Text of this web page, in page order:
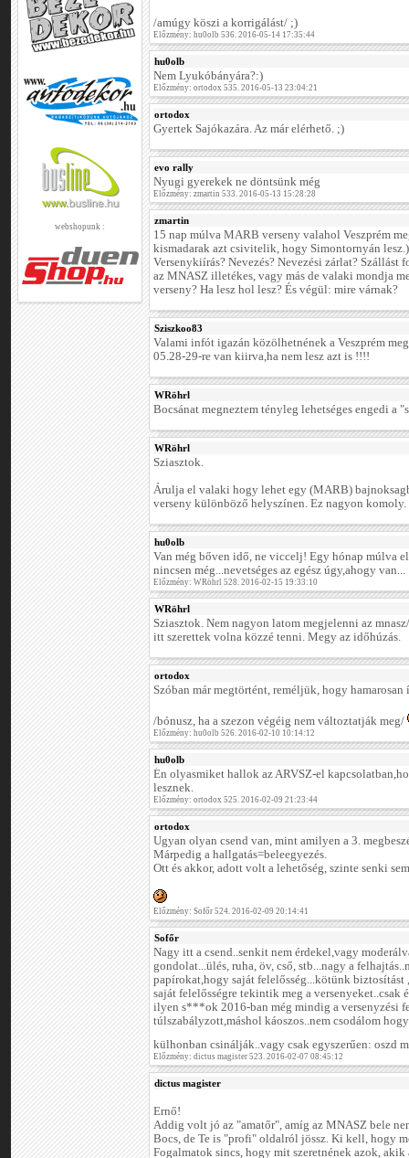
webshopunk :
/amúgy köszi a korrigálást/ ;)
Előzmény: hu0olb 536. 2016-05-14 17:35:44
hu0olb
Nem Lyukóbányára?:)
Előzmény: ortodox 535. 2016-05-13 23:04:21
ortodox
Gyertek Sajókazára. Az már elérhető. ;)
evo rally
Nyugi gyerekek ne döntsünk még
Előzmény: zmartin 533. 2016-05-13 15:28:28
zmartin
15 nap múlva MARB verseny valahol Veszprém
kismadarak azt csivitelik, hogy Simontornyán lesz.)
Versenykiírás? Nevezés? Nevezési zárlat?
az MNASZ illetékes, vagy más de valaki mondja
verseny? Ha lesz hol lesz? És végül: mire várnak?
Sziszkoo83
Valami infót igazán közölhetnének a Veszprém
05.28-29-re van kiirva,ha nem lesz azt is !!!!
WRöhrl
Bocsánat megneztem tényleg lehetséges engedi a
WRöhrl
Sziasztok.
Árulja el valaki hogy lehet egy (MARB)
verseny különböző helyszínen. Ez nagyon komoly.
hu0olb
Van még bőven idő, ne viccelj! Egy hónap múlva
nincsen még...nevetséges az egész úgy,ahogy van...
Előzmény: WRöhrl 528. 2016-02-15 19:33:10
WRöhrl
Sziasztok. Nem nagyon latom megjelenni az
itt szerettek volna közzé tenni. Megy az időhúzás.
ortodox
Szóban már megtörtént, reméljük, hogy
/bónusz, ha a szezon végéig nem változtatják meg/
Előzmény: hu0olb 526. 2016-02-10 10:14:12
hu0olb
Én olyasmiket hallok az ARVSZ-el
lesznek.
Előzmény: ortodox 525. 2016-02-09 21:23:44
ortodox
Ugyan olyan csend van, mint amilyen a 3.
Márpedig a hallgatás=beleegyezés.
Ott és akkor, adott volt a lehetőség, szinte senki
Előzmény: Sofőr 524. 2016-02-09 20:14:41
Sofőr
Nagy itt a csend..senkit nem érdekel,vagy
gondolat...ülés, ruha, öv, cső, stb...nagy a
papírokat,hogy saját felelősség...kötünk biztosítást
saját felelősségre tekintik meg a
ilyen s***ok 2016-ban még mindig a versenyzési
túlszabályzott,máshol káoszos..nem csodálom
külhonban csinálják..vagy csak egyszerűen: oszd
Előzmény: dictus magister 523. 2016-02-07 08:45:12
dictus magister
Ernő!
Addig volt jó az "amatőr", amíg az MNASZ bele
Bocs, de Te is "profi" oldalról jössz. Ki kell, hogy
Fogalmatok sincs, hogy mit szeretnének azok, akik